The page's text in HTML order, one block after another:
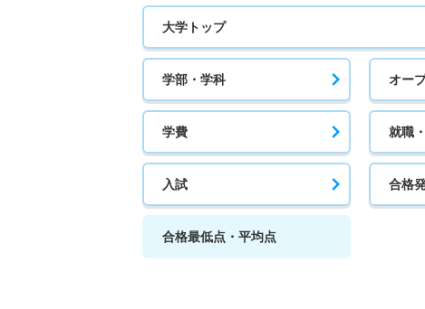
大学トップ
学部・学科 オー
学費 就職
入試 合格
合格最低点・平均点